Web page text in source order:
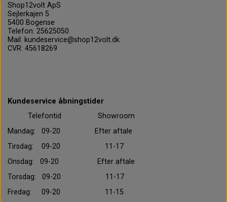
Shop12volt ApS
Sejlerkajen 5
5400 Bogense
Telefon: 25625050
Mail: kundeservice@shop12volt.dk
CVR: 45618269
Kundeservice åbningstider
Telefontid Showroom
Mandag: 09-20 Efter aftale
Tirsdag: 09-20 11-17
Onsdag: 09-20 Efter aftale
Torsdag: 09-20 11-17
Fredag: 09-20 11-15